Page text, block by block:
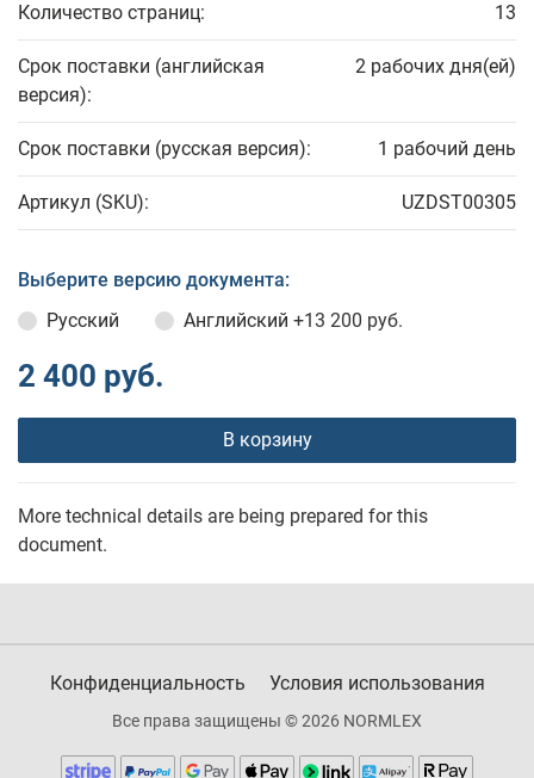
Количество страниц: 13
Срок поставки (английская
версия):
2 рабочих дня(ей)
Срок поставки (русская версия): 1 рабочий день
Артикул (SKU): UZDST00305
Выберите версию документа:
Русский
Английский +13 200 руб.
2 400 руб.
В корзину
More technical details are being prepared for this
document.
Конфиденциальность Условия использования
Все права защищены © 2026 NORMLEX